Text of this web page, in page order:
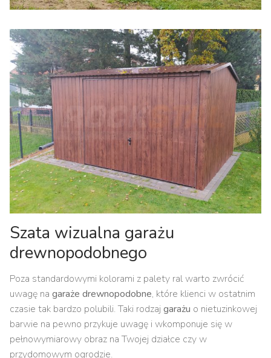
Szata wizualna garażu
drewnopodobnego
Poza standardowymi kolorami z palety ral warto zwrócić
uwagę na garaże drewnopodobne, które klienci w ostatnim
czasie tak bardzo polubili. Taki rodzaj garażu o nietuzinkowej
barwie na pewno przykuje uwagę i wkomponuje się w
pełnowymiarowy obraz na Twojej działce czy w
przydomowym ogrodzie.